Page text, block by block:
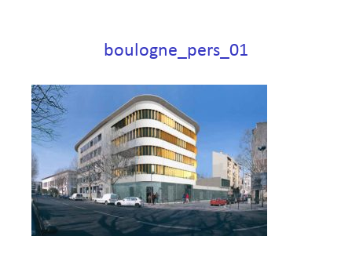
boulogne_pers_01